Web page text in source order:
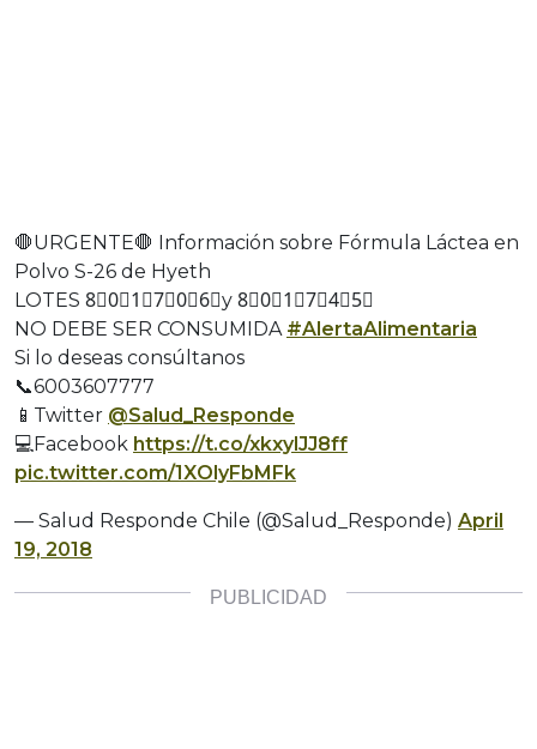
🛑URGENTE🛑 Información sobre Fórmula Láctea en
Polvo S-26 de Hyeth
LOTES 8⃣0⃣1⃣7⃣0⃣6⃣y 8⃣0⃣1⃣7⃣4⃣5⃣
NO DEBE SER CONSUMIDA #AlertaAlimentaria
Si lo deseas consúltanos
📞6003607777
📱Twitter @Salud_Responde
💻Facebook https://t.co/xkxylJJ8ff
pic.twitter.com/1XOlyFbMFk
— Salud Responde Chile (@Salud_Responde) April
19, 2018